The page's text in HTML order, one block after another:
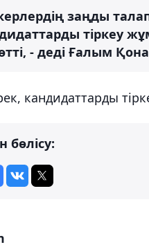
заңды
тіркеу
- деді Ғалым
кандидаттарды
бөлісу: